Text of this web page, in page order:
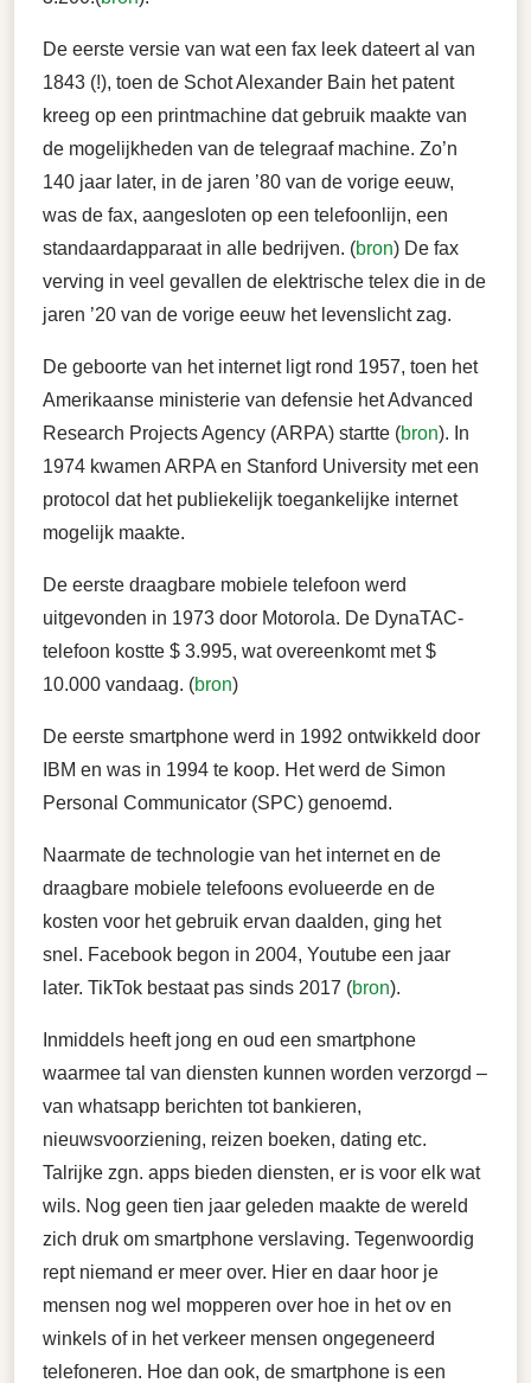
De eerste versie van wat een fax leek dateert al van
1843 (!), toen de Schot Alexander Bain het patent
kreeg op een printmachine dat gebruik maakte van
de mogelijkheden van de telegraaf machine. Zo’n
140 jaar later, in de jaren ’80 van de vorige eeuw,
was de fax, aangesloten op een telefoonlijn, een
standaardapparaat in alle bedrijven. (bron) De fax
verving in veel gevallen de elektrische telex die in de
jaren ’20 van de vorige eeuw het levenslicht zag.
De geboorte van het internet ligt rond 1957, toen het
Amerikaanse ministerie van defensie het Advanced
Research Projects Agency (ARPA) startte (bron). In
1974 kwamen ARPA en Stanford University met een
protocol dat het publiekelijk toegankelijke internet
mogelijk maakte.
De eerste draagbare mobiele telefoon werd
uitgevonden in 1973 door Motorola. De DynaTAC-
telefoon kostte $ 3.995, wat overeenkomt met $
10.000 vandaag. (bron)
De eerste smartphone werd in 1992 ontwikkeld door
IBM en was in 1994 te koop. Het werd de Simon
Personal Communicator (SPC) genoemd.
Naarmate de technologie van het internet en de
draagbare mobiele telefoons evolueerde en de
kosten voor het gebruik ervan daalden, ging het
snel. Facebook begon in 2004, Youtube een jaar
later. TikTok bestaat pas sinds 2017 (bron).
Inmiddels heeft jong en oud een smartphone
waarmee tal van diensten kunnen worden verzorgd –
van whatsapp berichten tot bankieren,
nieuwsvoorziening, reizen boeken, dating etc.
Talrijke zgn. apps bieden diensten, er is voor elk wat
wils. Nog geen tien jaar geleden maakte de wereld
zich druk om smartphone verslaving. Tegenwoordig
rept niemand er meer over. Hier en daar hoor je
mensen nog wel mopperen over hoe in het ov en
winkels of in het verkeer mensen ongegeneerd
telefoneren. Hoe dan ook, de smartphone is een